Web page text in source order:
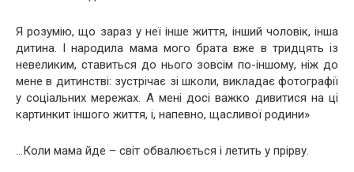
Я розумію, що зараз у неї інше життя, інший чоловік, інша
дитина. І народила мама мого брата вже в тридцять із
невеликим, ставиться до нього зовсім по-іншому, ніж до
мене в дитинстві: зустрічає зі школи, викладає фотографії
у соціальних мережах. А мені досі важко дивитися на ці
картинкит іншого життя, і, напевно, щасливої ​​родини»
…Коли мама йде – світ обвалюється і летить у прірву.